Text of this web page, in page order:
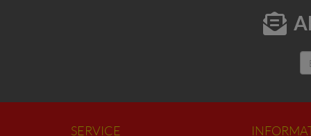
SERVICE